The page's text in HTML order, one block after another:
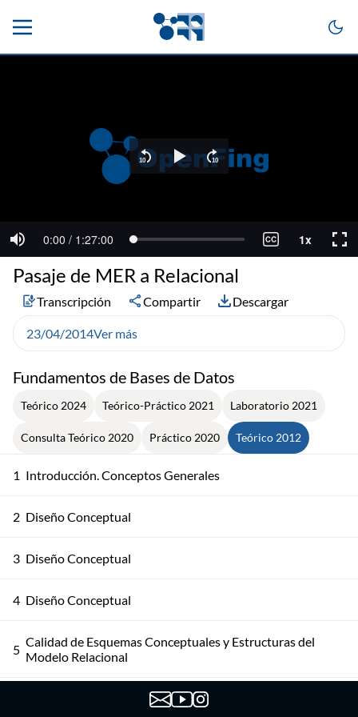
Fundamentos de Bases de Datos
Teórico 2024 Teórico-Práctico 2021 Laboratorio 2021
Consulta Teórico 2020 Práctico 2020 Teórico 2012
1 Introducción. Conceptos Generales
2 Diseño Conceptual
3 Diseño Conceptual
4 Diseño Conceptual
5 Calidad de Esquemas Conceptuales y Estructuras del
Modelo Relacional
Lenguajes de Consulta - Cálculo Relacional
Pasaje de MER a Relacional
Transcripción Compartir Descargar
23/04/2014Ver más